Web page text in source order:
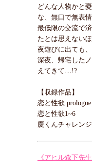
どんな人物かと
な、無口で無表
最低限の交流で
たとは思えない
夜遊びに出ても
深夜、帰宅した
えてきて…!?
【収録作品】
恋と性欲 prologue
恋と性欲1~6
慶くんチャレン
《アヒル森下先